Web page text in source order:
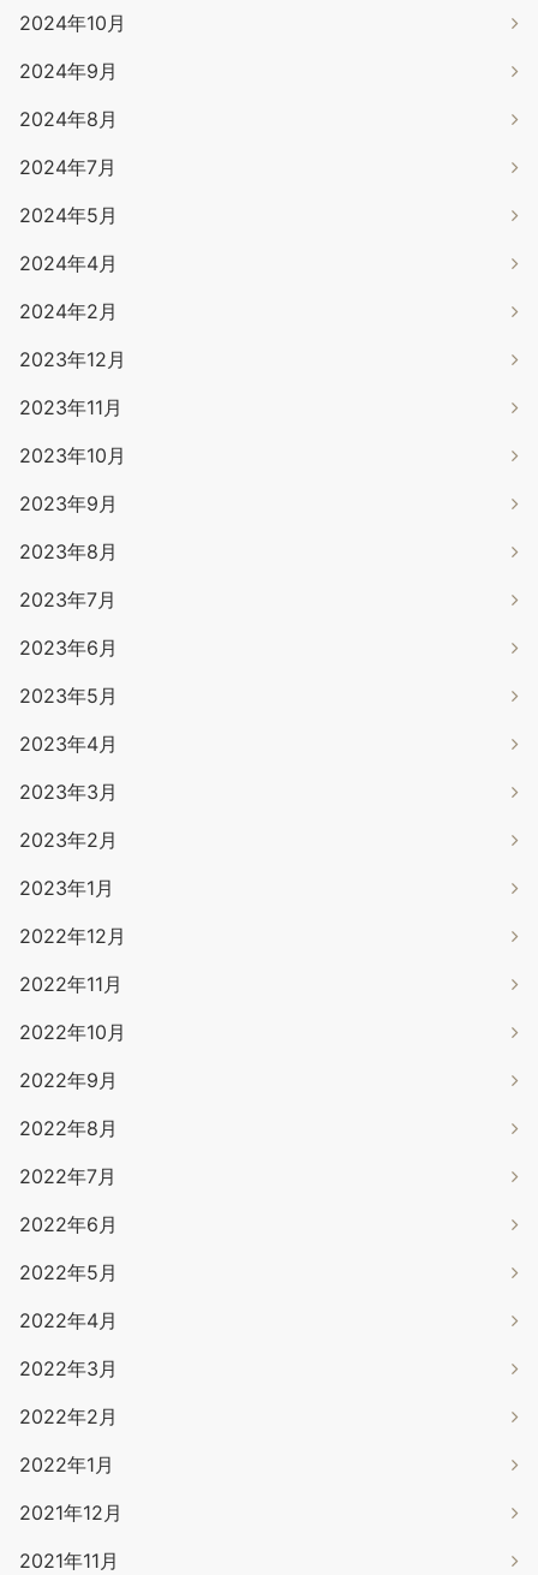
2024年10月
2024年9月
2024年8月
2024年7月
2024年5月
2024年4月
2024年2月
2023年12月
2023年11月
2023年10月
2023年9月
2023年8月
2023年7月
2023年6月
2023年5月
2023年4月
2023年3月
2023年2月
2023年1月
2022年12月
2022年11月
2022年10月
2022年9月
2022年8月
2022年7月
2022年6月
2022年5月
2022年4月
2022年3月
2022年2月
2022年1月
2021年12月
2021年11月